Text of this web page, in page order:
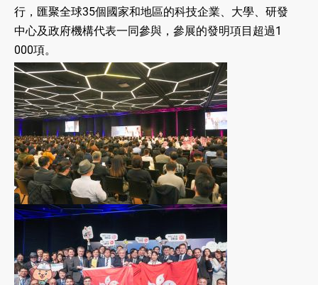
行，匯聚全球35個國家和地區的科技企業、大學、研發
中心及政府機構代表一同參與，參展的發明項目超過1
000項。